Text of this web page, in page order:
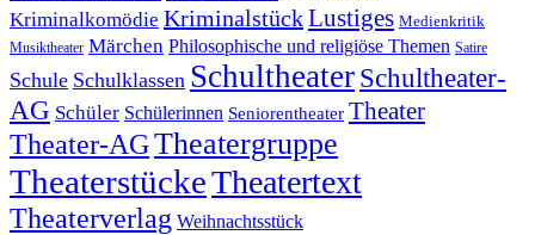
Kriminalkomödie KriminalstückLustiges Medienkritik
Musiktheater Märchen Philosophische und religiöse Themen Satire
Schule Schulklassen Schultheater Schultheater-
AG Schüler Schülerinnen Seniorentheater Theater
Theater-AGTheatergruppe
TheaterstückeTheatertext
Theaterverlag Weihnachtsstück